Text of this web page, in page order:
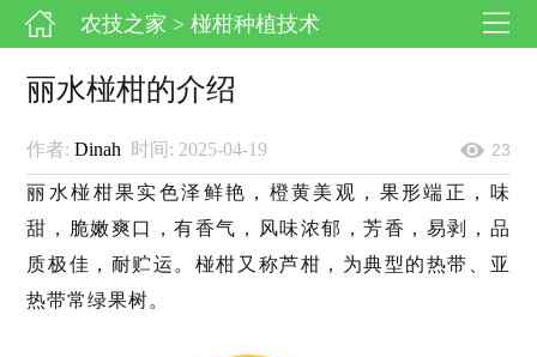
农技之家 > 椪柑种植技术
丽水椪柑的介绍
作者:Dinah 时间: 2025-04-19 23
丽水椪柑果实色泽鲜艳，橙黄美观，果形端正，味
甜，脆嫩爽口，有香气，风味浓郁，芳香，易剥，品
质极佳，耐贮运。椪柑又称芦柑，为典型的热带、亚
热带常绿果树。